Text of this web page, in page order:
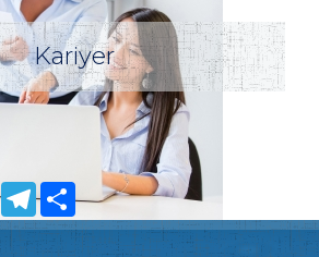
Kariyer
WhatsAppTelegramShare